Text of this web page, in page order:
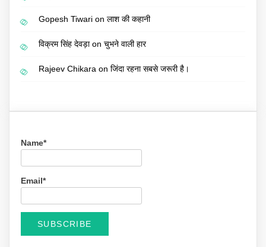
Gopesh Tiwari on लाश की कहानी
विक्रम सिंह देवड़ाon चुभने वाली हार
Rajeev Chikara on जिंदा रहना सबसे जरूरी है।
Name*
Email*